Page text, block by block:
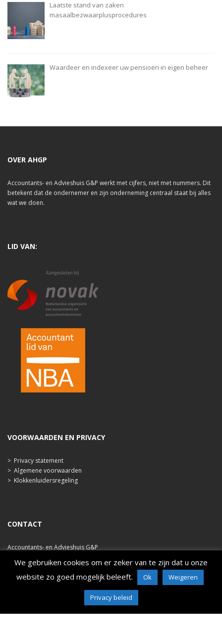
Laatste stand van zaken
masaalbezwaarplusprocedures
Waardeer en indexeer uw pensioen in eigen beheer
OVER AHGP
Accountants- en Advieshuis G&P werkt met cijfers, niet met nummers. Dit
betekent dat de ondernemer en zijn onderneming centraal staat bij alles
wat we doen.
LID VAN:
VOORWAARDEN EN PRIVACY
> Privacy statement
> Algemene voorwaarden
> Klokkenluidersregeling
CONTACT
Accountants- en Advieshuis G&P
4421 EA Kapelle
tel. 0113 348 786
We gebruiken cookies om er zeker van te zijn dat u onze
website zo goed mogelijk beleeft.
Ok Weigeren
Privacy beleid